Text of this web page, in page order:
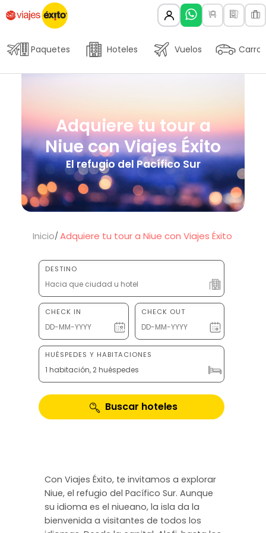
Paquetes Hoteles Vuelos Carros
Adquiere tu tour a
Niue con Viajes Éxito
El refugio del Pacífico Sur
Inicio Adquiere tu tour a Niue con Viajes Éxito
DESTINO
CHECK IN CHECK OUT
HUÉSPEDES Y HABITACIONES
1 habitación, 2 huéspedes
Buscar hoteles
Con Viajes Éxito, te invitamos a explorar
Niue, el refugio del Pacífico Sur. Aunque
su idioma es el niueano, la isla da la
bienvenida a visitantes de todos los